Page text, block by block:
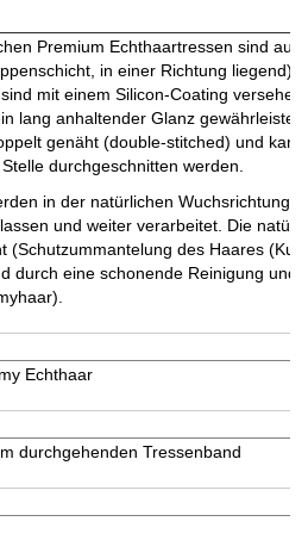
Premium Echthaartressen sind aus
in einer Richtung liegend)
mit einem Silicon-Coating versehen.
lang anhaltender Glanz
genäht (double-stitched) und
durchgeschnitten werden.
in der natürlichen Wuchsrichtung
und weiter verarbeitet. Die
(Schutzummantelung des Haares
durch eine schonende Reinigung und
Echthaar
durchgehenden Tressenband